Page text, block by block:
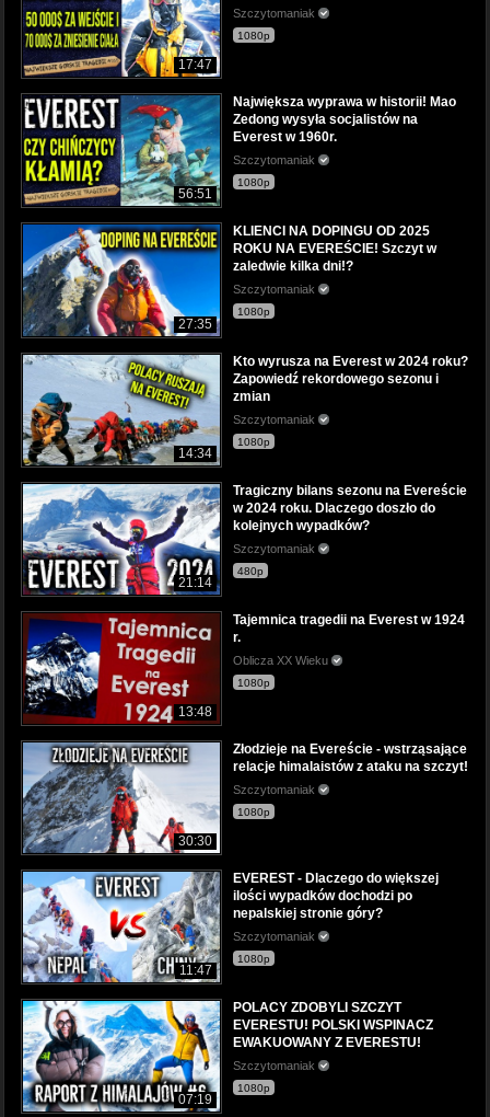
17:47
Szczytomaniak
1080p
56:51
Największa wyprawa w historii! Mao
Zedong wysyła socjalistów na
Everest w 1960r.
Szczytomaniak
1080p
27:35
KLIENCI NA DOPINGU OD 2025
ROKU NA EVEREŚCIE! Szczyt w
zaledwie kilka dni!?
Szczytomaniak
1080p
14:34
Kto wyrusza na Everest w 2024 roku?
Zapowiedź rekordowego sezonu i
zmian
Szczytomaniak
1080p
21:14
Tragiczny bilans sezonu na Evereście
w 2024 roku. Dlaczego doszło do
kolejnych wypadków?
Szczytomaniak
480p
13:48
Tajemnica tragedii na Everest w 1924
r.
Oblicza XX Wieku
1080p
30:30
Złodzieje na Evereście - wstrząsające
relacje himalaistów z ataku na szczyt!
Szczytomaniak
1080p
11:47
EVEREST - Dlaczego do większej
ilości wypadków dochodzi po
nepalskiej stronie góry?
Szczytomaniak
1080p
07:19
POLACY ZDOBYLI SZCZYT
EVERESTU! POLSKI WSPINACZ
EWAKUOWANY Z EVERESTU!
Szczytomaniak
1080p